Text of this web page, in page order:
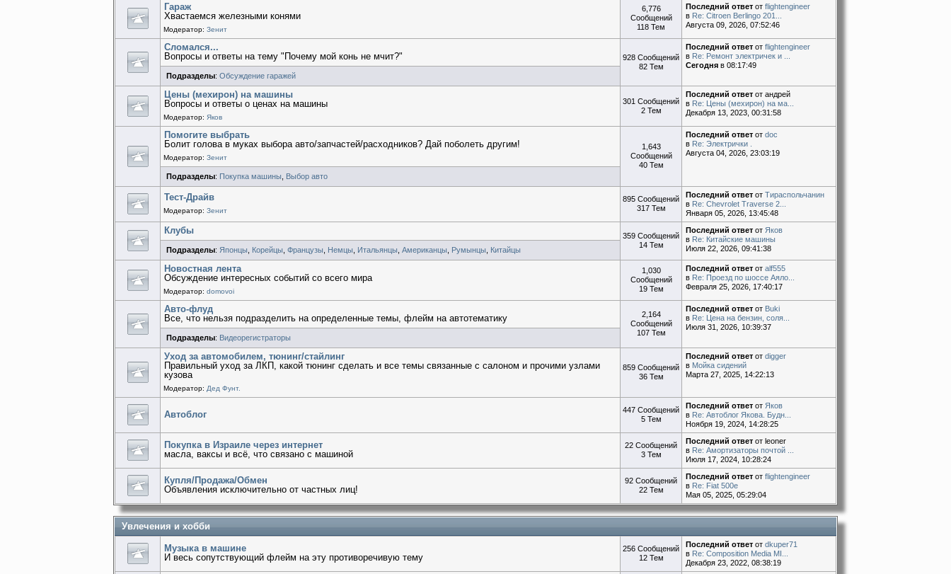
Гараж
Хвастаемся железными конями
Модератор:Зенит
6,776
Сообщений
118 Тем
Последний ответ отflightengineer
в Re: Citroen Berlingo 201...
Августа 09, 2026, 07:52:46
Сломался...
Вопросы и ответы на тему "Почему мой конь не мчит?"
928 Сообщений
82 Тем
Последний ответ отflightengineer
в Re: Ремонт электричек и ...
Сегодня в 08:17:49
Подразделы: Обсуждение гаражей
Цены (мехирон) на машины
Вопросы и ответы о ценах на машины
Модератор:Яков
301 Сообщений
2 Тем
Последний ответ от андрей
в Re: Цены (мехирон) на ма...
Декабря 13, 2023, 00:31:58
Помогите выбрать
Болит голова в муках выбора авто/запчастей/расходников? Дай поболеть другим!
Модератор:Зенит
1,643
Сообщений
40 Тем
Последний ответ отdoc
в Re: Электрички .
Августа 04, 2026, 23:03:19
Подразделы: Покупка машины Выбор авто
Тест-Драйв
Модератор:Зенит
895 Сообщений
317 Тем
Последний ответ отТираспольчанин
в Re: Chevrolet Traverse 2...
Января 05, 2026, 13:45:48
Клубы
359 Сообщений
14 Тем
Последний ответ от Яков
в Re: Китайские машины
Июля 22, 2026, 09:41:38
Подразделы: Японцы Корейцы Французы Немцы Итальянцы Американцы Румынцы Китайцы
Новостная лента
Обсуждение интересных событий со всего мира
Модератор:domovoi
1,030
Сообщений
19 Тем
Последний ответ отalf555
в Re: Проезд по шоссе Аяло...
Февраля 25, 2026, 17:40:17
Авто-флуд
Все, что нельзя подразделить на определенные темы, флейм на автотематику
2,164
Сообщений
107 Тем
Последний ответ от Buki
в Re: Цена на бензин, соля...
Июля 31, 2026, 10:39:37
Подразделы: Видеорегистраторы
Уход за автомобилем, тюнинг/стайлинг
Правильный уход за ЛКП, какой тюнинг сделать и все темы связанные с салоном и прочими узлами
кузова
Модератор: Дед Фунт.
859 Сообщений
36 Тем
Последний ответ отdigger
в Мойка сидений
Марта 27, 2025, 14:22:13
Автоблог
447 Сообщений
5 Тем
Последний ответ от Яков
в Re: Автоблог Якова. Будн...
Ноября 19, 2024, 14:28:25
Покупка в Израиле через интернет
масла, ваксы и всё, что связано с машиной
22 Сообщений
3 Тем
Последний ответ от leoner
в Re: Амортизаторы почтой ...
Июля 17, 2024, 10:28:24
Купля/Продажа/Обмен
Объявления исключительно от частных лиц!
92 Сообщений
22 Тем
Последний ответ отflightengineer
в Re: Fiat 500e
Мая 05, 2025, 05:29:04
Увлечения и хобби
Музыка в машине
И весь сопутствующий флейм на эту противоречивую тему
256 Сообщений
12 Тем
Последний ответ отdkuper71
в Re: Composition Media MI...
Декабря 23, 2022, 08:38:19